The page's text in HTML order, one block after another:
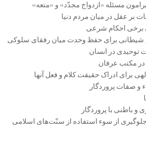
مسئله «ازدواج مجدّد» و «متعه»
بر عقل در میان مردم دنیا
برخی احکام شرعی
شیطانی برای حفظ وحدت میان رفقای سلوکی
توحیدی در انسان
در مکتب عرفان
برای ادراک حقیقت کلام و فعل آنها
صفات پروردگار
باطنی با پروردگار
جلوگیری از سوء استفاده از سنّت‌های اسلامی